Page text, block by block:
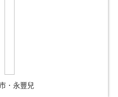
．永豐兒